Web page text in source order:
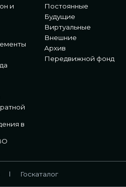
и
в
Постоянные
Будущие
Виртуальные
Внешние
Архив
Передвижной фонд
Госкаталог